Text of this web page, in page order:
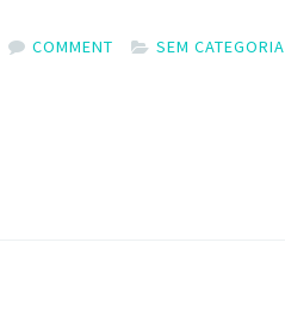
COMMENT SEM CATEGORIA